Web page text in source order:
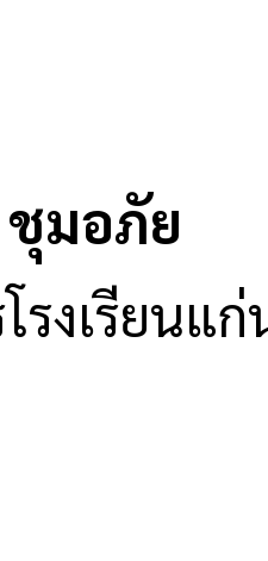
มอภัย
รงเรียนแ